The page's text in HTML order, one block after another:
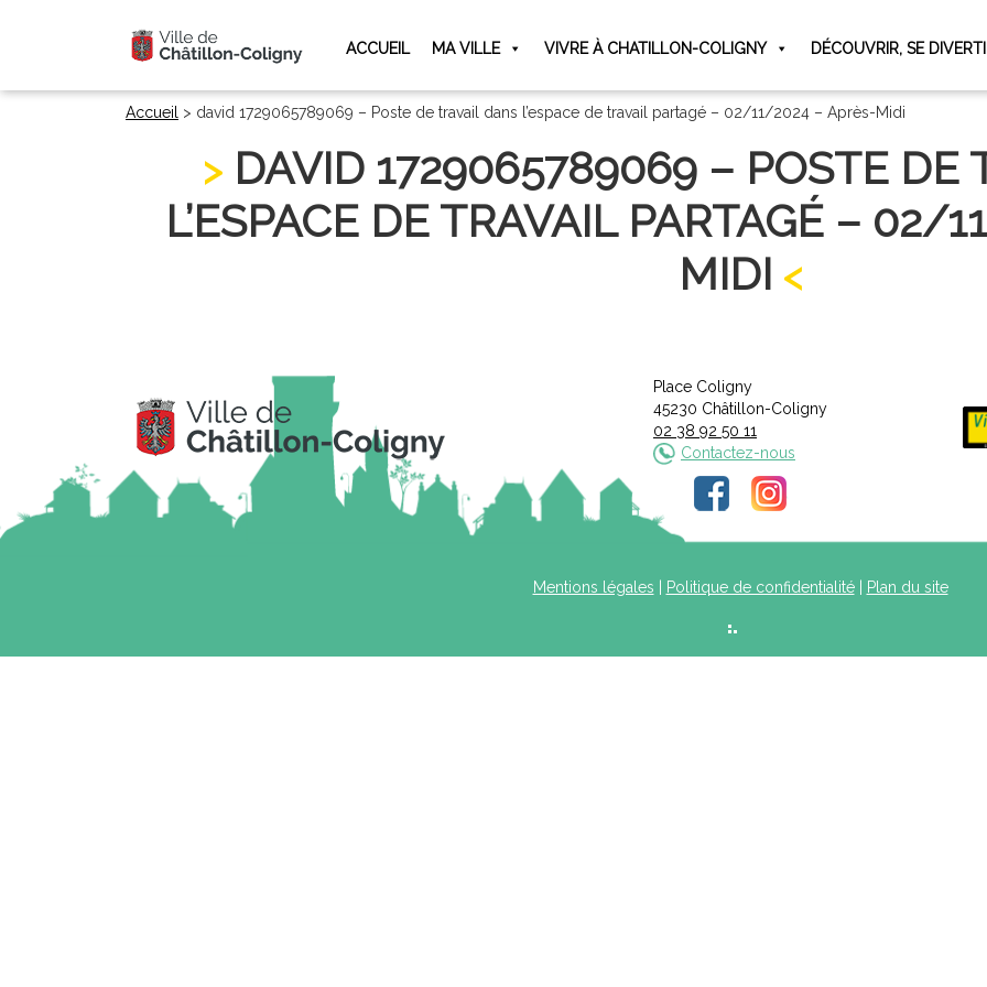
ACCUEIL MA VILLE VIVRE À CHATILLON-COLIGNY DÉCOUVRIR, SE
Accueil > david 1729065789069 – Poste de travail dans l’espace de travail partagé – 02/11/2024 – Après-Midi
DAVID 1729065789069 – POSTE DE
L’ESPACE DE TRAVAIL PARTAGÉ – 02/
MIDI
Place Coligny
45230 Châtillon-Coligny
02 38 92 50 11
Contactez-nous
Mentions légales Politique de confidentialité| Plan du site